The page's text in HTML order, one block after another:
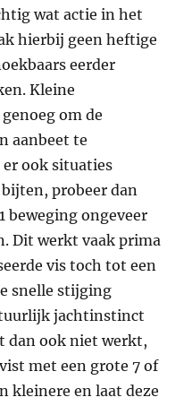
wat actie in het
hierbij geen heftige
eerder
Kleine
om de
aanbeet te
ook situaties
probeer dan
beweging ongeveer
Dit werkt vaak prima
vis toch tot een
snelle stijging
jachtinstinct
dan ook niet werkt,
met een grote 7 of
kleinere en laat deze